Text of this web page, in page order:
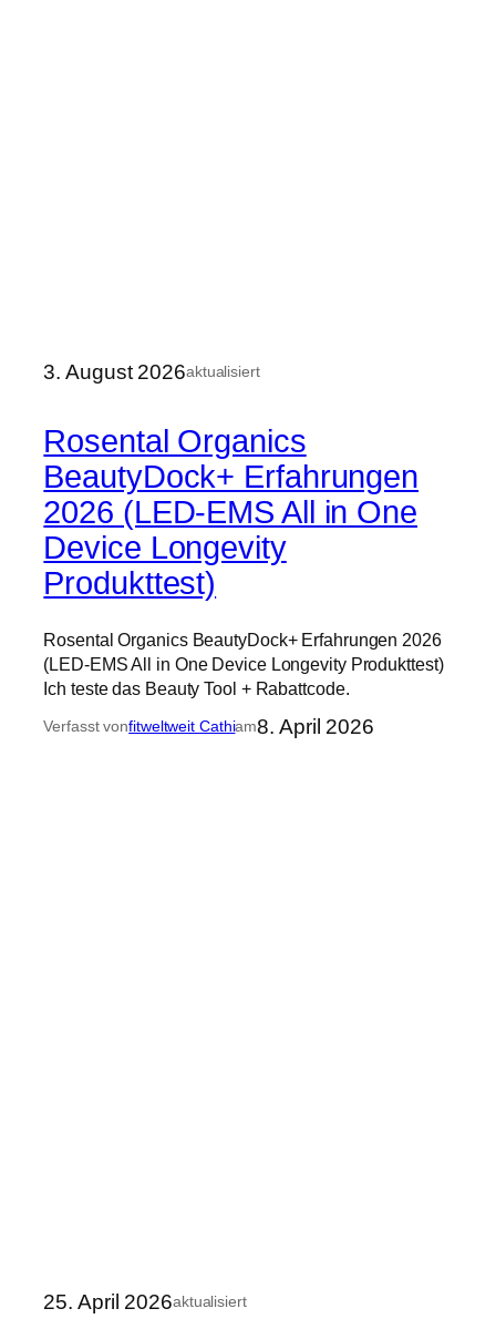
3. August 2026aktualisiert
Rosental Organics
BeautyDock+ Erfahrungen
2026 (LED-EMS All in One
Device Longevity
Produkttest)
Rosental Organics BeautyDock+ Erfahrungen 2026
(LED-EMS All in One Device Longevity Produkttest)
Ich teste das Beauty Tool + Rabattcode.
Verfasst vonfitweltweit Cathiam8. April 2026
25. April 2026aktualisiert